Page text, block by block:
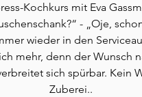
Kochkurs mit Eva
- „Oje,
wieder in den
mehr, denn der Wunsch
sich spürbar. Kein
Zuberei..